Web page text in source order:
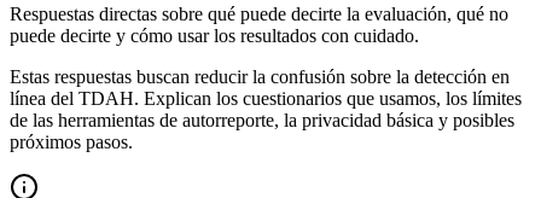
Respuestas directas sobre qué puede decirte la evaluación, qué no
puede decirte y cómo usar los resultados con cuidado.
Estas respuestas buscan reducir la confusión sobre la detección en
línea del TDAH. Explican los cuestionarios que usamos, los límites
de las herramientas de autorreporte, la privacidad básica y posibles
próximos pasos.